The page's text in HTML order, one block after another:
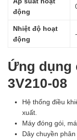
động
Nhiệt độ hoạt
động
Ứng dụng
3V210-08
Hệ thống điều
xuất.
Máy đóng gói,
Dây chuyền